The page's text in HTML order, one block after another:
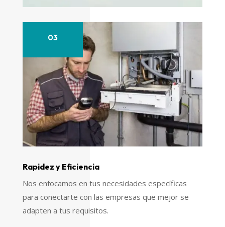
03
Rapidez y Eficiencia
Nos enfocamos en tus necesidades específicas
para conectarte con las empresas que mejor se
adapten a tus requisitos.